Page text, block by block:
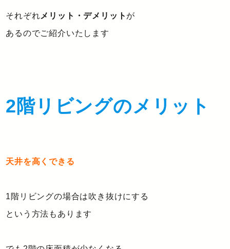
それぞれメリット・デメリット が
あるのでご紹介いたします
2階リビングのメリット
天井を高くできる
1階リビングの場合は吹き抜けにする
という方法もあります